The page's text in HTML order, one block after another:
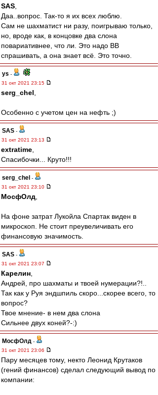
SAS
Даа..вопрос. Так-то я их всех люблю.
Сам не шахматист ни разу, поигрываю только,
но, вроде как, в концовке два слона
повариативнее, что ли. Это надо ВВ
спрашивать, а она знает всё. Это точно.
ys -
31 окт 2021 23:15
serg_chel
Особенно с учетом цен на нефть ;)
SAS -
31 окт 2021 23:13
extratime
Спасибочки... Круто!!!
serg_chel -
31 окт 2021 23:10
МосфОлд
На фоне затрат Лукойла Спартак виден в
микроскоп. Не стоит преувеличивать его
финансовую значимость.
SAS -
31 окт 2021 23:07
Карелин
Андрей, про шахматы и твоей нумерации?!..
Так как у Руя эндшпиль скоро...скорее всего, то
вопрос?
Твое мнение- в нем два слона
Сильнее двух коней?-:)
МосфОлд -
31 окт 2021 23:06
Пару месяцев тому, некто Леонид Крутаков
(гений финансов) сделал следующий вывод по
компании: